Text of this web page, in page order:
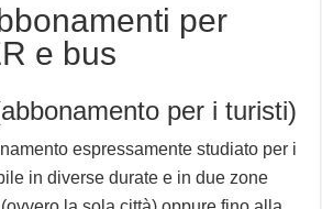
per
e bus
per i turisti)
espressamente studiato per i
in diverse durate e in due zone